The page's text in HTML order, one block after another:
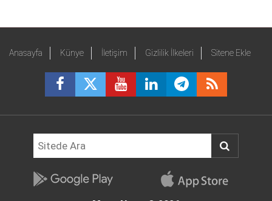
Anasayfa Künye İletişim Gizlilik İlkeleri Sitene Ekle